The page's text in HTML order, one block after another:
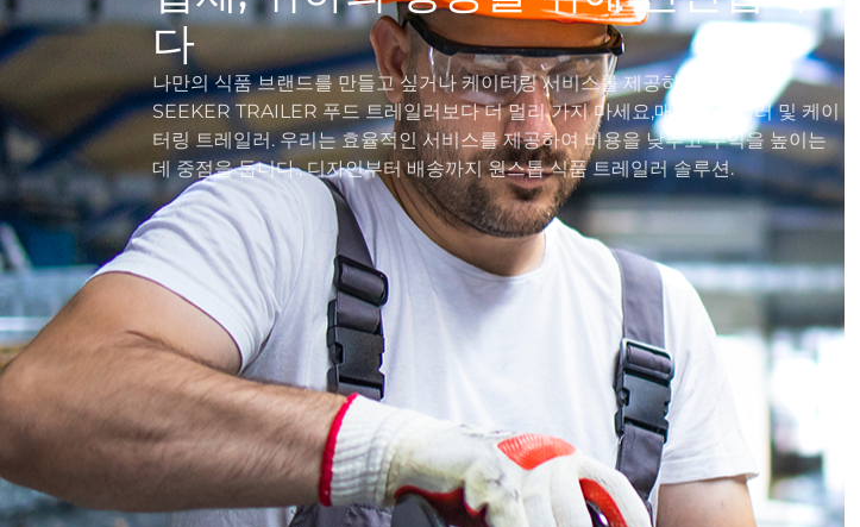
다
나만의 식품 브랜드를 만들고 싶거나 케이터링 서비스를 제공하고 싶다면,
SEEKER TRAILER 푸드 트레일러보다 더 멀리 가지 마세요,매점 트레일러 및 케이
터링 트레일러. 우리는 효율적인 서비스를 제공하여 비용을 낮추고 수익을 높이는
데 중점을 둡니다., 디자인부터 배송까지 원스톱 식품 트레일러 솔루션.